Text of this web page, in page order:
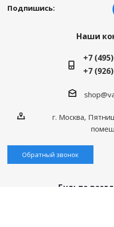
Подпишись:
Наши
+7
+7
г. Москва,
Обратный звонок
Будьте